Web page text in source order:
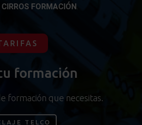
CIRROS FORMACIÓN.
formación
formación que necesitas.
TELCO